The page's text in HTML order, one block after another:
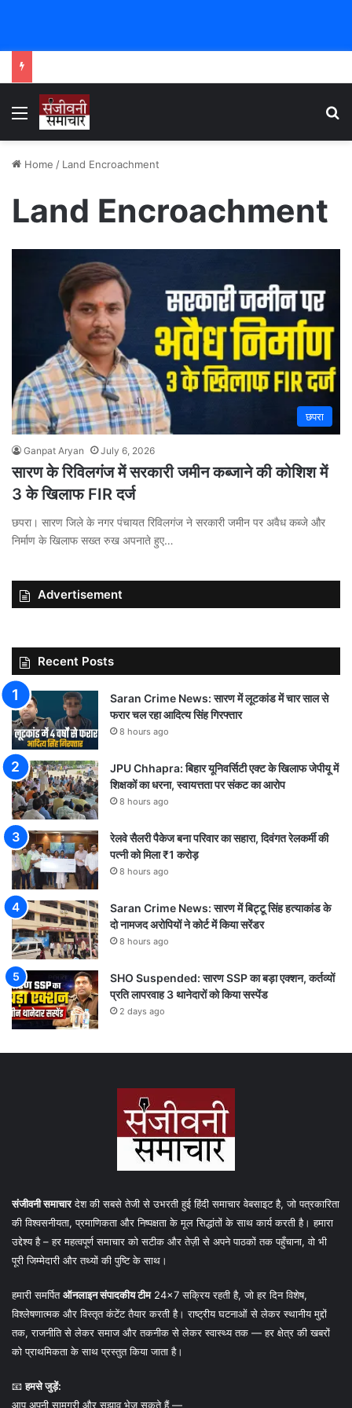
Menu
Home / Land Encroachment
Land Encroachment
छपरा
Ganpat Aryan July 6, 2026
सारण के रिविलगंज में सरकारी जमीन कब्जाने की कोशिश में
3 के खिलाफ FIR दर्ज
छपरा। सारण जिले के नगर पंचायत रिविलगंज ने सरकारी जमीन पर अवैध कब्जे और
निर्माण के खिलाफ सख्त रुख अपनाते हुए…
Advertisement
Recent Posts
Saran Crime News: सारण में लूटकांड में चार साल से
फरार चल रहा आदित्य सिंह गिरफ्तार
8 hours ago
JPU Chhapra: बिहार यूनिवर्सिटी एक्ट के खिलाफ जेपीयू में
शिक्षकों का धरना, स्वायत्तता पर संकट का आरोप
8 hours ago
रेलवे सैलरी पैकेज बना परिवार का सहारा, दिवंगत रेलकर्मी की
पत्नी को मिला ₹1 करोड़
8 hours ago
Saran Crime News: सारण में बिट्टू सिंह हत्याकांड के
दो नामजद अरोपियों ने कोर्ट में किया सरेंडर
8 hours ago
SHO Suspended: सारण SSP का बड़ा एक्शन, कर्तव्यों
प्रति लापरवाह 3 थानेदारों को किया सस्पेंड
2 days ago
संजीवनी समाचारदेश की सबसे तेजी से उभरती हुई हिंदी समाचार वेबसाइट है, जो पत्रकारिता
की विश्वसनीयता, प्रमाणिकता और निष्पक्षता के मूल सिद्धांतों के साथ कार्य करती है। हमारा
उद्देश्य है – हर महत्वपूर्ण समाचार को सटीक और तेज़ी से अपने पाठकों तक पहुँचाना, वो भी
पूरी जिम्मेदारी और तथ्यों की पुष्टि के साथ।
हमारी समर्पितऑनलाइन संपादकीय टीम24×7 सक्रिय रहती है, जो हर दिन विशेष,
विश्लेषणात्मक और विस्तृत कंटेंट तैयार करती है। राष्ट्रीय घटनाओं से लेकर स्थानीय मुद्दों
तक, राजनीति से लेकर समाज और तकनीक से लेकर स्वास्थ्य तक — हर क्षेत्र की खबरों
को प्राथमिकता के साथ प्रस्तुत किया जाता है।
📧हमसे जुड़ें:
आप अपनी सामग्री और सुझाव भेज सकते हैं —